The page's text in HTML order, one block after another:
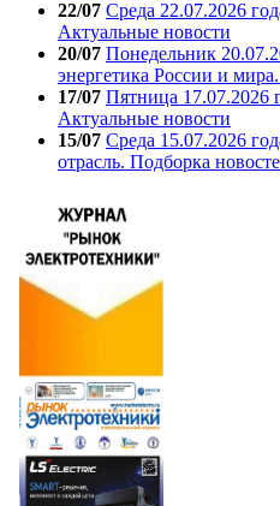
22/07 Среда 22.07.2026
Актуальные новости
20/07 Понедельник
энергетика России и
17/07 Пятница 17.07.2026
Актуальные новости
15/07 Среда 15.07.2026
отрасль. Подборка